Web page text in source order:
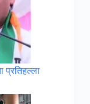
प्रतिहल्ला